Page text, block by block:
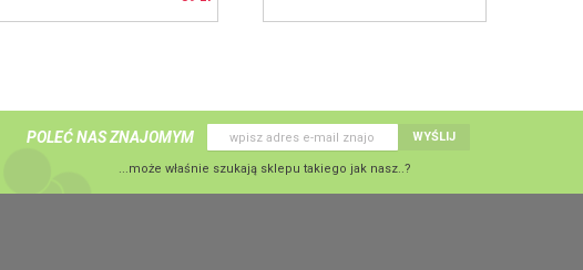
POLEĆ NAS ZNAJOMYM WYŚLIJ
...może właśnie szukają sklepu takiego jak nasz..?